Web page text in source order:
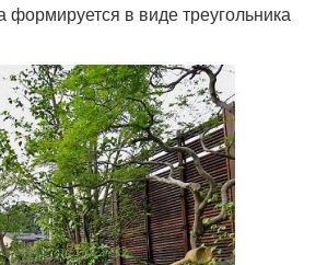
формируется в виде треугольника